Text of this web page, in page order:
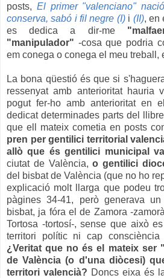
posts, El primer "valenciano"
conserva, sabó i fil negre (I)i (II), en
es dedica a dir-me
"manipulador" -cosa que podria
em conega o conega el meu treball,
La bona qüestió és que si
ressenyat amb anterioritat
pogut fer-ho amb anterioritat en
dedicat determinades parts del
que ell mateix cometia en posts
pren per gentilici territorial
allò que és gentilici municipal
ciutat de València,o gentilici
del bisbat de València (que no ho
explicació molt llarga que podeu
pàgines 34-41, però generava
bisbat, ja fóra e l de Zamora -
Tortosa -tortosí-, sense que això
territori polític ni cap consciència
¿Veritat que no és el mateix ser
de València (o d'una diòcesi)
territori valencià? Doncs eixa és